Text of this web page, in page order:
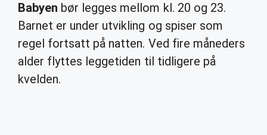
Babyen bør legges mellom kl. 20 og 23.
Barnet er under utvikling og spiser som
regel fortsatt på natten. Ved fire måneders
alder flyttes leggetiden til tidligere på
kvelden.